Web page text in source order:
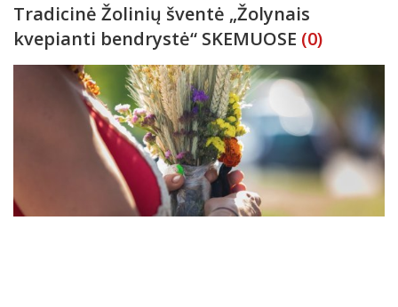
Tradicinė Žolinių šventė „Žolynais
kvepianti bendrystė“ SKEMUOSE (0)